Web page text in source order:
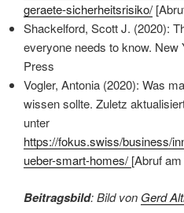
geraete-sicherheitsrisiko/
Shackelford, Scott J. (2020):
everyone needs to know.
Press
Vogler, Antonia (2020): Was
wissen sollte. Zuletz
unter
https://fokus.swiss/business/
ueber-smart-homes/ [Abruf
Beitragsbild: Bild von Gerd